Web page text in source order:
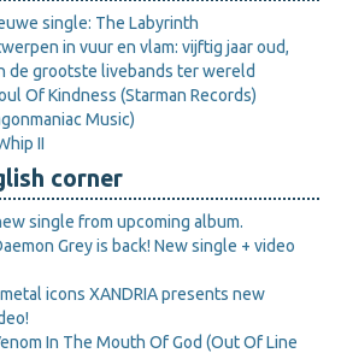
single: The Labyrinth
in vuur en vlam: vijftig jaar oud,
de grootste livebands ter wereld
Of Kindness (Starman Records)
Music)
II
corner
single from upcoming album.
Grey is back! New single + video
icons XANDRIA presents new
In The Mouth Of God (Out Of Line